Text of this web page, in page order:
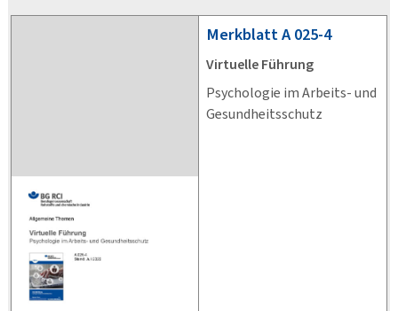
MerkblattA 025-4
Virtuelle Führung
Psychologie im Arbeits- und
Gesundheitsschutz